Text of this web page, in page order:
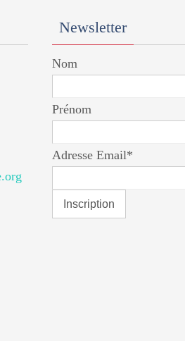
Newsletter
Nom
Prénom
Adresse Email*